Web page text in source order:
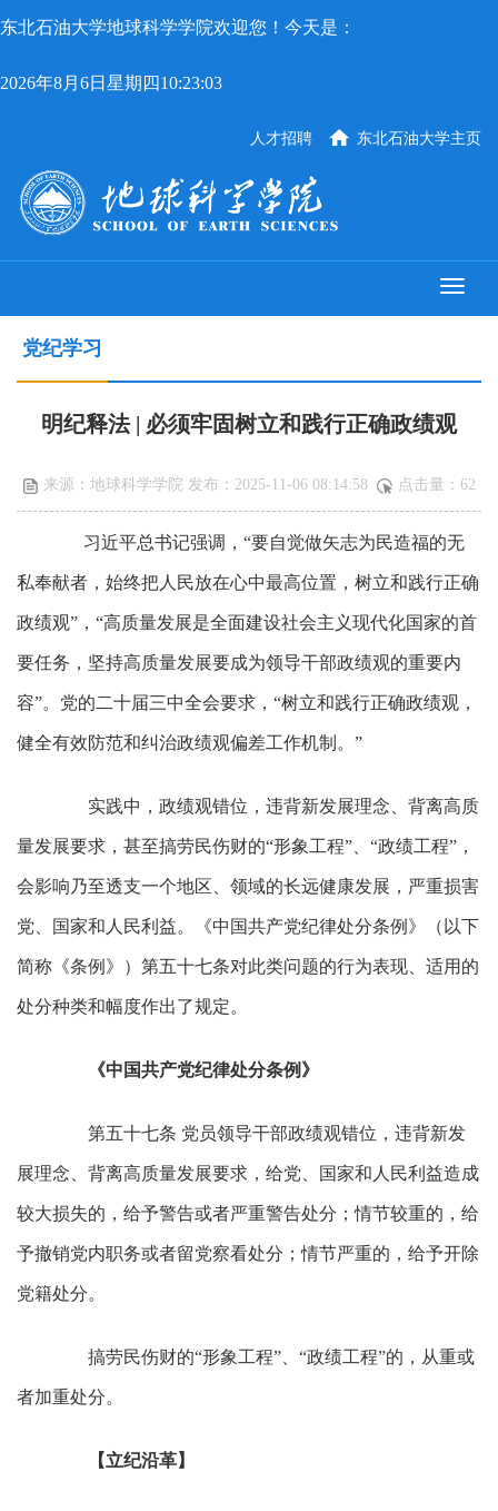
东北石油大学地球科学学院欢迎您！今天是：
2026年8月6日星期四10:23:03
东北石油大学主页
人才招聘
党纪学习
明纪释法 | 必须牢固树立和践行正确政绩观
来源：地球科学学院 发布：2025-11-06 08:14:58 点击量： 62
习近平总书记强调，“要自觉做矢志为民造福的无
私奉献者，始终把人民放在心中最高位置，树立和践行正确
政绩观”，“高质量发展是全面建设社会主义现代化国家的首
要任务，坚持高质量发展要成为领导干部政绩观的重要内
容”。党的二十届三中全会要求，“树立和践行正确政绩观，
健全有效防范和纠治政绩观偏差工作机制。”
实践中，政绩观错位，违背新发展理念、背离高质
量发展要求，甚至搞劳民伤财的“形象工程”、“政绩工程”，
会影响乃至透支一个地区、领域的长远健康发展，严重损害
党、国家和人民利益。《中国共产党纪律处分条例》（以下
简称《条例》）第五十七条对此类问题的行为表现、适用的
处分种类和幅度作出了规定。
《中国共产党纪律处分条例》
第五十七条 党员领导干部政绩观错位，违背新发
展理念、背离高质量发展要求，给党、国家和人民利益造成
较大损失的，给予警告或者严重警告处分；情节较重的，给
予撤销党内职务或者留党察看处分；情节严重的，给予开除
党籍处分。
搞劳民伤财的“形象工程”、“政绩工程”的，从重或
者加重处分。
【立纪沿革】